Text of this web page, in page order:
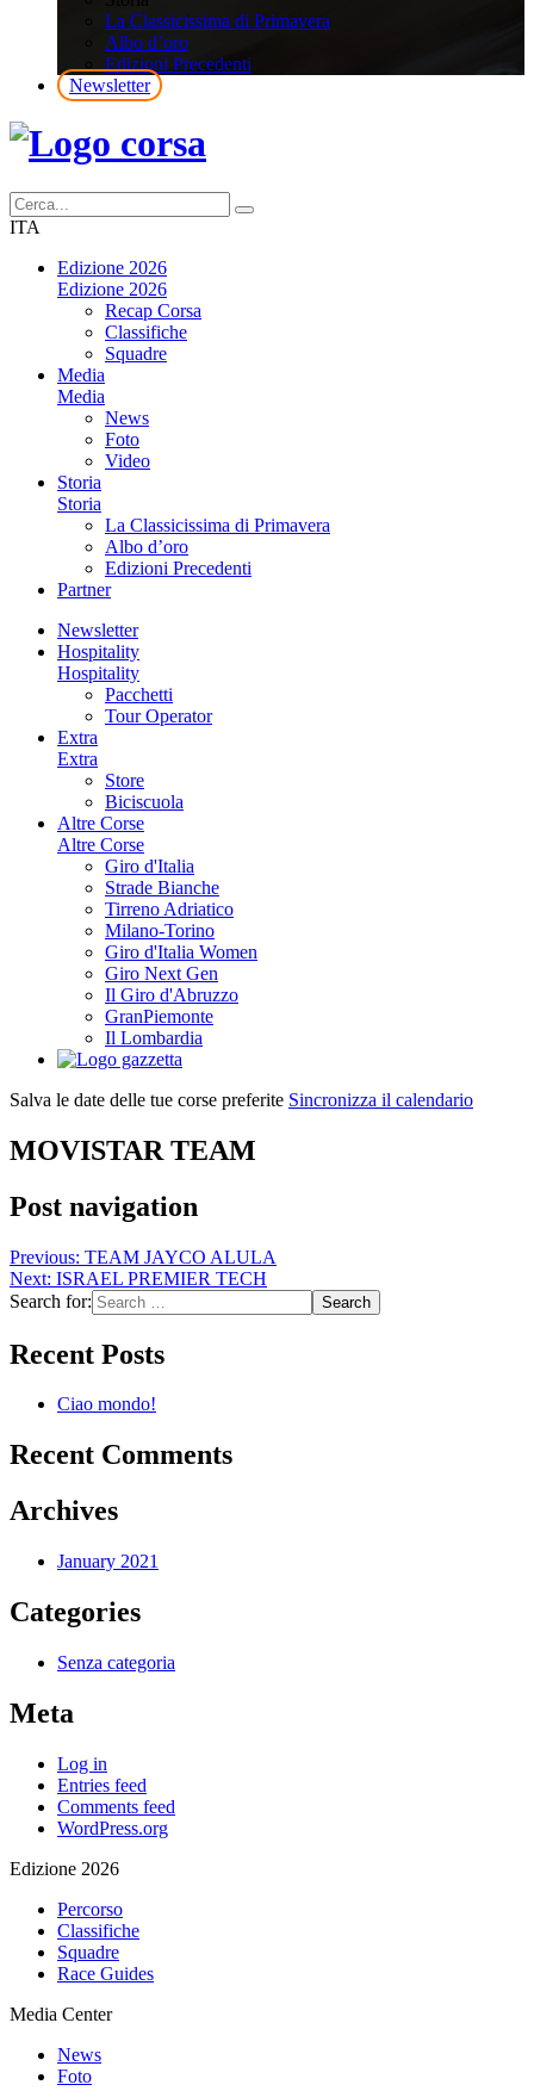
La Classicissima di Primavera
Albo d’oro
Edizioni Precedenti
Newsletter
ITA
Edizione 2026
Edizione 2026
Recap Corsa
Classifiche
Squadre
Media
Media
News
Foto
Video
Storia
Storia
La Classicissima di Primavera
Albo d’oro
Edizioni Precedenti
Partner
Newsletter
Hospitality
Hospitality
Pacchetti
Tour Operator
Extra
Extra
Store
Biciscuola
Altre Corse
Altre Corse
Giro d'Italia
Strade Bianche
Tirreno Adriatico
Milano-Torino
Giro d'Italia Women
Giro Next Gen
Il Giro d'Abruzzo
GranPiemonte
Il Lombardia
Salva le date delle tue corse preferite Sincronizza il calendario
MOVISTAR TEAM
Post navigation
Previous: TEAM JAYCO ALULA
Next: ISRAEL PREMIER TECH
Search for:
Recent Posts
Ciao mondo!
Recent Comments
Archives
January 2021
Categories
Senza categoria
Meta
Log in
Entries feed
Comments feed
WordPress.org
Edizione 2026
Percorso
Classifiche
Squadre
Race Guides
Media Center
News
Foto